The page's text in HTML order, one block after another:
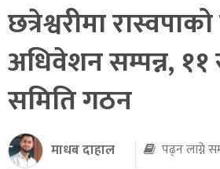
अर्थ
संवाद
मनोरञ्जन
थप
छत्रेश्वरीमा
अधिवेशन सम्पन्न,
समिति गठन
माधब दाहाल पढ्न लाग्ने